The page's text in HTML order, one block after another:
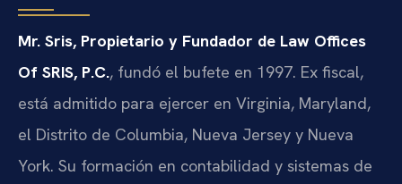
Mr. Sris, Propietario y Fundador de Law Offices
Of SRIS, P.C., fundó el bufete en 1997. Ex fiscal,
está admitido para ejercer en Virginia, Maryland,
el Distrito de Columbia, Nueva Jersey y Nueva
York. Su formación en contabilidad y sistemas de